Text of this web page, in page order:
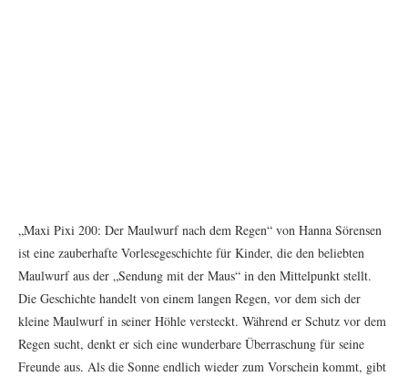
„Maxi Pixi 200: Der Maulwurf nach dem Regen“ von Hanna Sörensen
ist eine zauberhafte Vorlesegeschichte für Kinder, die den beliebten
Maulwurf aus der „Sendung mit der Maus“ in den Mittelpunkt stellt.
Die Geschichte handelt von einem langen Regen, vor dem sich der
kleine Maulwurf in seiner Höhle versteckt. Während er Schutz vor dem
Regen sucht, denkt er sich eine wunderbare Überraschung für seine
Freunde aus. Als die Sonne endlich wieder zum Vorschein kommt, gibt